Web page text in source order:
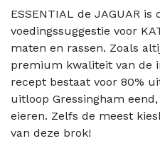
ESSENTIAL de JAGUAR is
voedingssuggestie voor
maten en rassen. Zoals
premium kwaliteit van de
recept bestaat voor 80%
uitloop Gressingham
eieren. Zelfs de meest
van deze brok!